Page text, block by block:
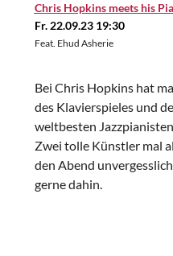
Chris Hopkins meets his
Fr. 22.09.23 19:30
Feat. Ehud Asherie
Bei Chris Hopkins hat
des Klavierspieles und
weltbesten
Zwei tolle Künstler mal
den Abend
gerne dahin.